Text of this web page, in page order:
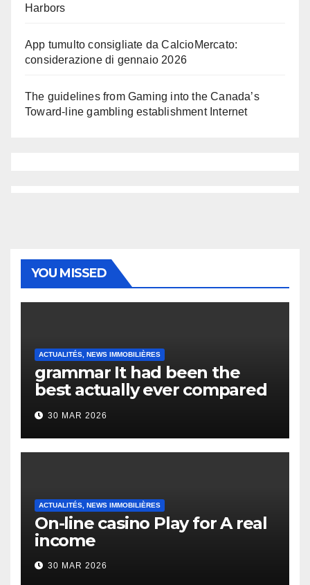
Harbors
App tumulto consigliate da CalcioMercato:
considerazione di gennaio 2026
The guidelines from Gaming into the Canada’s
Toward-line gambling establishment Internet
YOU MISSED
ACTUALITÉS, NEWS IMMOBILIÈRES
grammar It had been the
best actually ever compared
to it’s the top actually?
English Vocabulary Learners
Heap Change
30 MAR 2026
ACTUALITÉS, NEWS IMMOBILIÈRES
On-line casino Play for A real
income
30 MAR 2026